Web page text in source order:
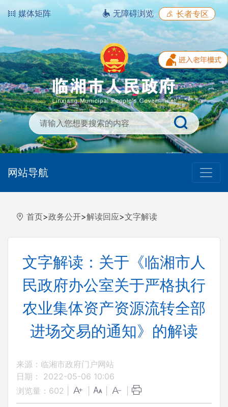
媒体矩阵 无障碍浏览 长者专区
网站导航
首页>政务公开>解读回应>文字解读
文字解读：关于《临湘市人
民政府办公室关于严格执行
农业集体资产资源流转全部
进场交易的通知》的解读
来源：临湘市政府门户网站
日期： 2022-05-06 10:06
浏览量： 602